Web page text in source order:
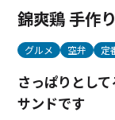
錦爽鶏 手作
グルメ 空弁 定
さっぱりとし
サンドです